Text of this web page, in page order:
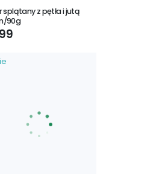
splątany z pętła i jutą
90g